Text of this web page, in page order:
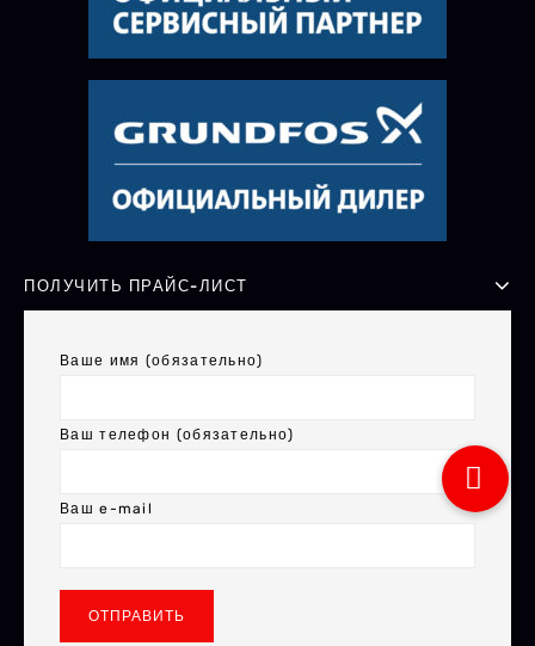
ПОЛУЧИТЬ ПРАЙС-ЛИСТ
Ваше имя (обязательно)
Ваш телефон (обязательно)
Ваш e-mail